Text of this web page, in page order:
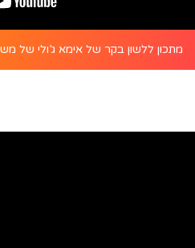
מתכון ללשון בקר של אימא ג’ולי של